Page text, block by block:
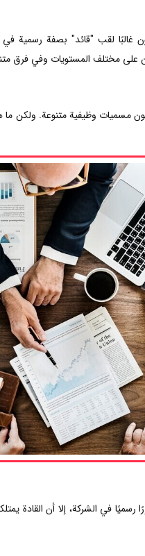
غالبًا لقب "قائد" بصفة رسمية
على مختلف المستويات وفي فرق
مسميات وظيفية متنوعة. ولكن
رسميًا في الشركة، إلا أن القادة